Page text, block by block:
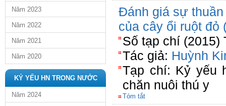
Năm 2023
Năm 2022
Năm 2021
Năm 2020
KỶ YẾU HN TRONG NƯỚC
Năm 2024
Đánh giá sự
của cây ổi ruột đỏ
Số tạp chí (2015)
Tác giả: Huỳnh
Tạp chí: Kỷ yếu
chăn nuôi thú y
Tóm tắt